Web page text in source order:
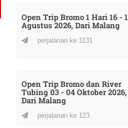
Open Trip Bromo 1 Hari 16 -
Agustus 2026, Dari Malang
perjalanan ke 1131
Open Trip Bromo dan River
Tubing 03 - 04 Oktober 2026,
Dari Malang
perjalanan ke 123